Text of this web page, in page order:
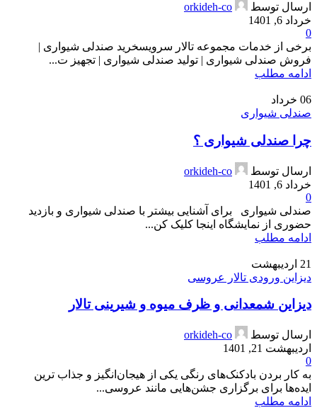
ارسال توسط
orkideh-co
خرداد 6, 1401
0
برخی از خدمات مجموعه تالار سرویسخرید صندلی شیواری |
فروش صندلی شیواری | تولید صندلی شیواری | تجهیز ت...
ادامه مطلب
06 خرداد
صندلی شیواری
چرا صندلی شیواری ؟
ارسال توسط
orkideh-co
خرداد 6, 1401
0
صندلی شیواری برای آشنایی بیشتر با صندلی شیواری و بازدید
حضوری از نمایشگاه اینجا کلیک کن...
ادامه مطلب
21 اردیبهشت
دیزاین ورودی تالار عروسی
دیزاین شمعدانی و ظرف میوه و شیرینی تالار
ارسال توسط
orkideh-co
اردیبهشت 21, 1401
0
به کار بردن بادکنک‌های رنگی یکی از هیجان‌انگیز و جذاب ترین
ایده‌ها برای برگزاری جشن‌هایی مانند عروسی...
ادامه مطلب